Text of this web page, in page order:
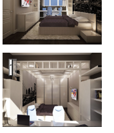
Penthouse in stroganoff